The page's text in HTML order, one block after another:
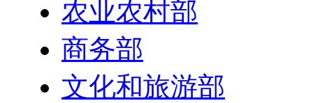
农业农村部
商务部
文化和旅游部